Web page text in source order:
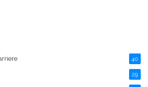
40
29